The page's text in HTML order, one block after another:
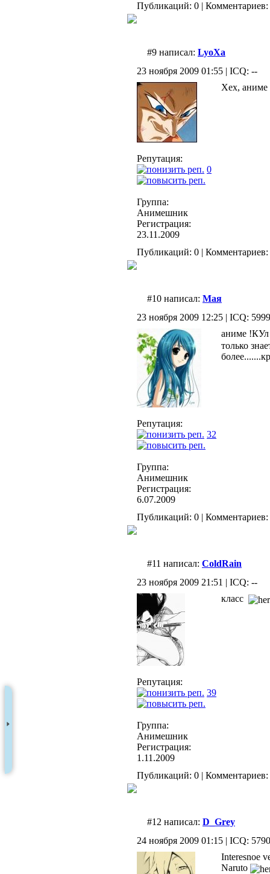
Публикаций: 0 | Комментариев:
#9 написал: LyoXa
23 ноября 2009 01:55 | ICQ: --
Репутация:
0
Группа:
Анимешник
Регистрация:
23.11.2009
Хех, аниме
Публикаций: 0 | Комментариев:
#10 написал: Мая
23 ноября 2009 12:25 | ICQ:
Репутация:
32
Группа:
Анимешник
Регистрация:
6.07.2009
аниме
только
Публикаций: 0 | Комментариев:
#11 написал: ColdRain
23 ноября 2009 21:51 | ICQ: --
Репутация:
39
Группа:
Анимешник
Регистрация:
1.11.2009
класс
Публикаций: 0 | Комментариев:
#12 написал: D_Grey
24 ноября 2009 01:15 | ICQ:
Interesnoe
Naruto